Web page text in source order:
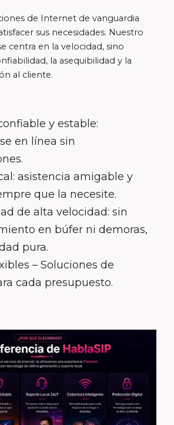
de Internet de vanguardia
sus necesidades. Nuestro
centra en la velocidad, sino
la asequibilidad y la
al cliente.
y estable:
en línea sin
asistencia amigable y
que la necesite.
de alta velocidad: sin
en búfer ni demoras,
pura.
– Soluciones de
cada presupuesto.